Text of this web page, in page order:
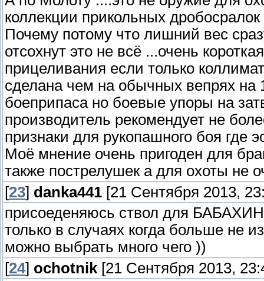
коллекции прикольных дробосралок
Почему потому что лишний вес
отсохнут это не всё ...очень
прицеливания если только
сделана чем на обычных вепрях
боеприпаса но боевые упоры на
производитель рекомендует не
признаки для рукопашного боя где
Моё мнение очень пригоден для
также пострелушек а для охоты не
[23] danka441 [21 Сентября 2013,
присоеденяюсь ствол для
только в случаях когда больше не
можно выбрать много чего ))
[24] ochotnik [21 Сентября 2013,